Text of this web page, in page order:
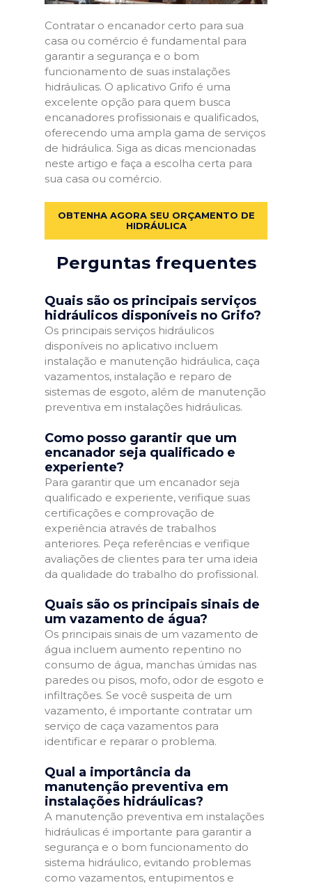
Contratar o encanador certo para sua
casa ou comércio é fundamental para
garantir a segurança e o bom
funcionamento de suas instalações
hidráulicas. O aplicativo Grifo é uma
excelente opção para quem busca
encanadores profissionais e qualificados,
oferecendo uma ampla gama de serviços
de hidráulica. Siga as dicas mencionadas
neste artigo e faça a escolha certa para
sua casa ou comércio.
OBTENHA AGORA SEU ORÇAMENTO DE
HIDRÁULICA
Perguntas frequentes
Quais são os principais serviços
hidráulicos disponíveis no Grifo?
Os principais serviços hidráulicos
disponíveis no aplicativo incluem
instalação e manutenção hidráulica, caça
vazamentos, instalação e reparo de
sistemas de esgoto, além de manutenção
preventiva em instalações hidráulicas.
Como posso garantir que um
encanador seja qualificado e
experiente?
Para garantir que um encanador seja
qualificado e experiente, verifique suas
certificações e comprovação de
experiência através de trabalhos
anteriores. Peça referências e verifique
avaliações de clientes para ter uma ideia
da qualidade do trabalho do profissional.
Quais são os principais sinais de
um vazamento de água?
Os principais sinais de um vazamento de
água incluem aumento repentino no
consumo de água, manchas úmidas nas
paredes ou pisos, mofo, odor de esgoto e
infiltrações. Se você suspeita de um
vazamento, é importante contratar um
serviço de caça vazamentos para
identificar e reparar o problema.
Qual a importância da
manutenção preventiva em
instalações hidráulicas?
A manutenção preventiva em instalações
hidráulicas é importante para garantir a
segurança e o bom funcionamento do
sistema hidráulico, evitando problemas
como vazamentos, entupimentos e